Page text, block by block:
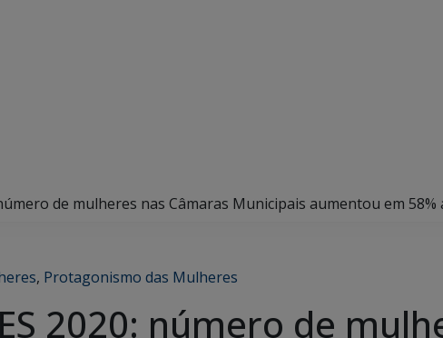
número de mulheres nas Câmaras Municipais aumentou em
, Protagonismo das Mulheres
2020: número de